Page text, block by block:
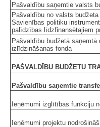
Pašvaldību saņemtie valsts
Pašvaldību no valsts
Savienības politiku
palīdzības līdzfinansētajiem
Pašvaldību budžetā
izlīdzināšanas fonda
PAŠVALDĪBU BUDŽETU
Pašvaldību saņemtie
Ieņēmumi izglītības funkciju
Ieņēmumi projektu